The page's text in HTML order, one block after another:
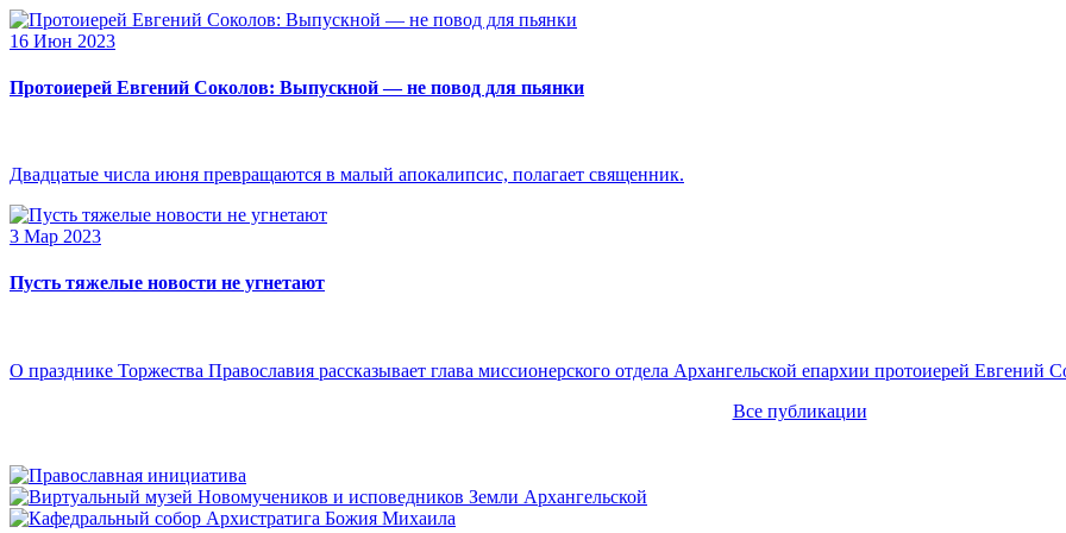
16 Июн 2023
Протоиерей Евгений Соколов: Выпускной — не повод для пьянки
Двадцатые числа июня превращаются в малый апокалипсис, полагает священник.
3 Мар 2023
Пусть тяжелые новости не угнетают
О празднике Торжества Православия рассказывает глава миссионерского отдела Архангельской епархии протоиерей Евгений
Все публикации